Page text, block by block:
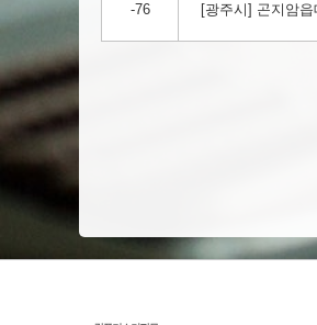
-76 [광주시] 곤지암